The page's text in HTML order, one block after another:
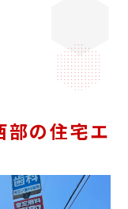
部の住宅エ